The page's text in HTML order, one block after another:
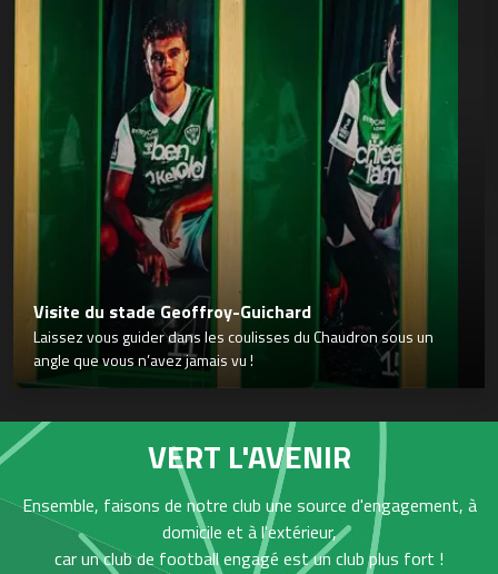
Visite du stade Geoffroy-Guichard
Laissez vous guider dans les coulisses du Chaudron sous un
angle que vous n’avez jamais vu !
VERT L'AVENIR
Ensemble, faisons de notre club une source d'engagement, à
domicile et à l'extérieur,
car un club de football engagé est un club plus fort !